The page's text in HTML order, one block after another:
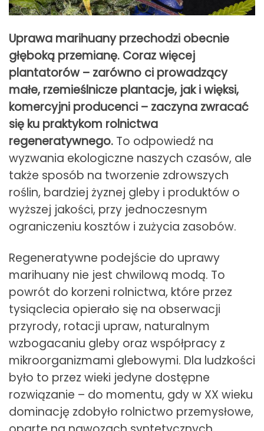
Uprawa marihuany przechodzi obecnie
głęboką przemianę. Coraz więcej
plantatorów – zarówno ci prowadzący
małe, rzemieślnicze plantacje, jak i więksi,
komercyjni producenci – zaczyna zwracać
się ku praktykom rolnictwa
regeneratywnego. To odpowiedź na
wyzwania ekologiczne naszych czasów, ale
także sposób na tworzenie zdrowszych
roślin, bardziej żyznej gleby i produktów o
wyższej jakości, przy jednoczesnym
ograniczeniu kosztów i zużycia zasobów.
Regeneratywne podejście do uprawy
marihuany nie jest chwilową modą. To
powrót do korzeni rolnictwa, które przez
tysiąclecia opierało się na obserwacji
przyrody, rotacji upraw, naturalnym
wzbogacaniu gleby oraz współpracy z
mikroorganizmami glebowymi. Dla ludzkości
było to przez wieki jedyne dostępne
rozwiązanie – do momentu, gdy w XX wieku
dominację zdobyło rolnictwo przemysłowe,